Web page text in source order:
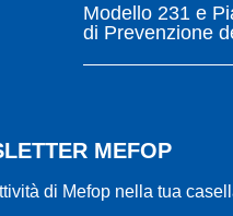
Modello 231 e
di Prevenzione
MEFOP
di Mefop nella tua